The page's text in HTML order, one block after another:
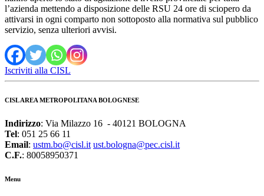
l’azienda mettendo a disposizione delle RSU 24 ore di sciopero da
attivarsi in ogni comparto non sottoposto alla normativa sul pubblico
servizio, senza ulteriori avvisi.
Iscriviti alla CISL
CISL AREA METROPOLITANA BOLOGNESE
Indirizzo: Via Milazzo 16 - 40121 BOLOGNA
Tel: 051 25 66 11
Email: ustm.bo@cisl.it ust.bologna@pec.cisl.it
C.F.: 80058950371
Menu